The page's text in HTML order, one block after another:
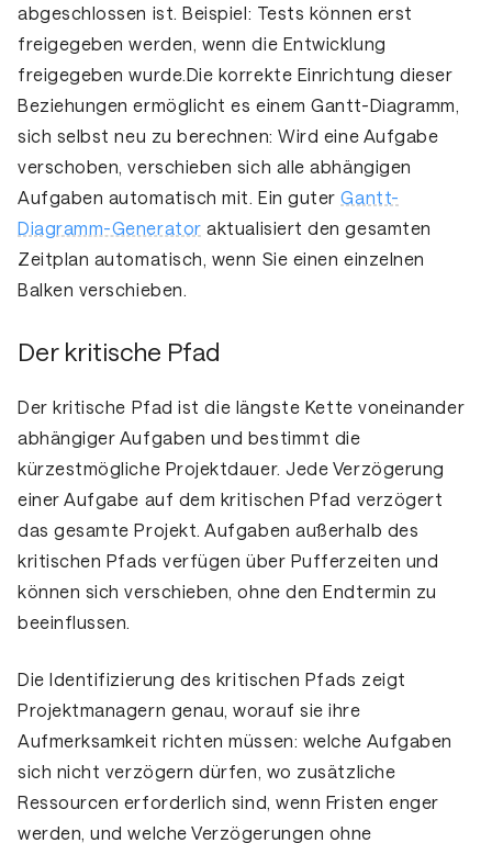
abgeschlossen ist. Beispiel: Tests können erst
freigegeben werden, wenn die Entwicklung
freigegeben wurde.Die korrekte Einrichtung dieser
Beziehungen ermöglicht es einem Gantt-Diagramm,
sich selbst neu zu berechnen: Wird eine Aufgabe
verschoben, verschieben sich alle abhängigen
Aufgaben automatisch mit. Ein guterGantt-
Diagramm-Generator aktualisiert den gesamten
Zeitplan automatisch, wenn Sie einen einzelnen
Balken verschieben.
Der kritische Pfad
Der kritische Pfad ist die längste Kette voneinander
abhängiger Aufgaben und bestimmt die
kürzestmögliche Projektdauer. Jede Verzögerung
einer Aufgabe auf dem kritischen Pfad verzögert
das gesamte Projekt. Aufgaben außerhalb des
kritischen Pfads verfügen über Pufferzeiten und
können sich verschieben, ohne den Endtermin zu
beeinflussen.
Die Identifizierung des kritischen Pfads zeigt
Projektmanagern genau, worauf sie ihre
Aufmerksamkeit richten müssen: welche Aufgaben
sich nicht verzögern dürfen, wo zusätzliche
Ressourcen erforderlich sind, wenn Fristen enger
werden, und welche Verzögerungen ohne